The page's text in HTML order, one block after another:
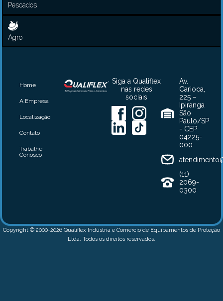
Pescados
Agro
Av.
Carioca,
225 –
Ipiranga
São
Paulo/SP
- CEP
04225-
000
(11)
2069-
0300
Siga a Qualiflex
nas redes
sociais
Home
A Empresa
Localização
Contato
Trabalhe
Conosco
Copyright © 2000-2026 Qualiflex Indústria e Comércio de Equipamentos de Proteção
Ltda. Todos os direitos reservados.